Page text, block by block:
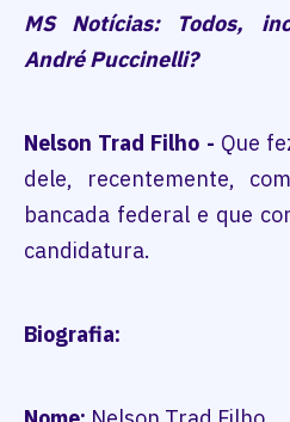
MS Notícias: Todos,
André Puccinelli?
Nelson Trad Filho - Que
dele, recentemente,
bancada federal e que
candidatura.
Biografia: